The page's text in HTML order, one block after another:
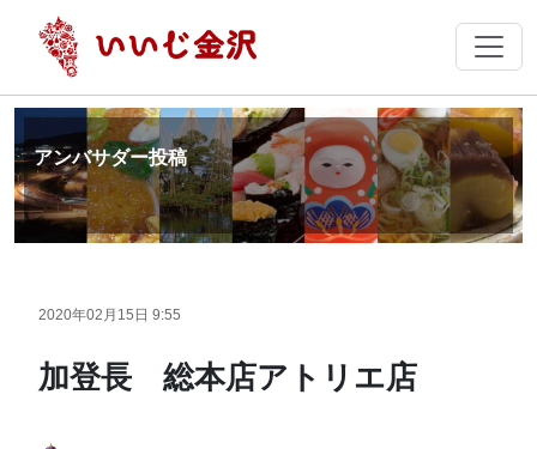
アンバサダー投稿
2020年02月15日 9:55
加登長 総本店アトリエ店